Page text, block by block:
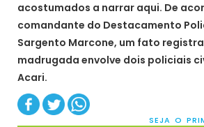
acostumados a narrar aqui. De
comandante do Destacamento
Sargento Marcone, um fato
madrugada envolve dois policiais
Acari.
SEJA O